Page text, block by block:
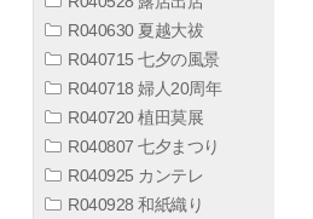
R040630 夏越大祓
R040715 七夕の風景
R040718 婦人20周年
R040720 植田莫展
R040807 七夕まつり
R040925 カンテレ
R040928 和紙織り